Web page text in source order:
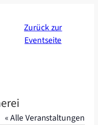
Zurück zur
Eventseite
« Alle Veranstaltungen